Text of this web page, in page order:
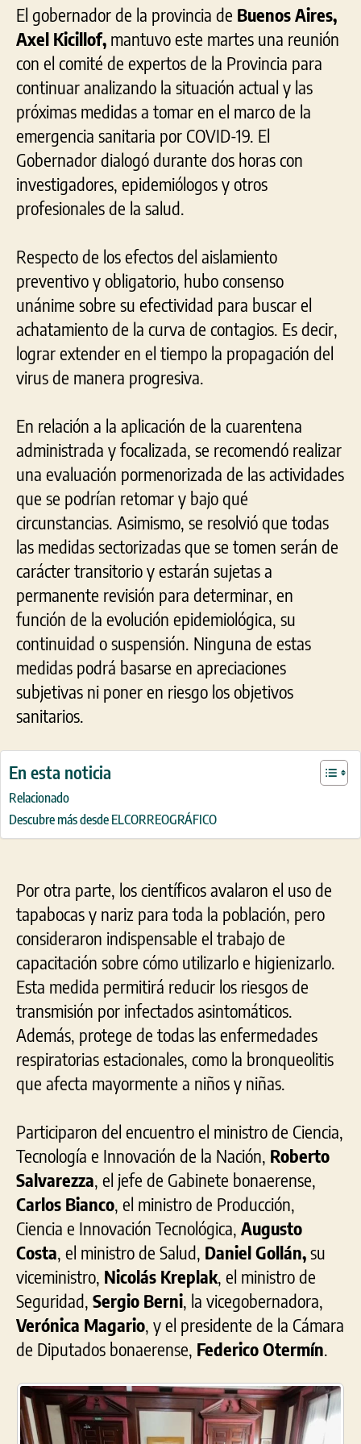
El gobernador de la provincia de Buenos Aires,
Axel Kicillof, mantuvo este martes una reunión
con el comité de expertos de la Provincia para
continuar analizando la situación actual y las
próximas medidas a tomar en el marco de la
emergencia sanitaria por COVID-19. El
Gobernador dialogó durante dos horas con
investigadores, epidemiólogos y otros
profesionales de la salud.
Respecto de los efectos del aislamiento
preventivo y obligatorio, hubo consenso
unánime sobre su efectividad para buscar el
achatamiento de la curva de contagios. Es decir,
lograr extender en el tiempo la propagación del
virus de manera progresiva.
En relación a la aplicación de la cuarentena
administrada y focalizada, se recomendó realizar
una evaluación pormenorizada de las actividades
que se podrían retomar y bajo qué
circunstancias. Asimismo, se resolvió que todas
las medidas sectorizadas que se tomen serán de
carácter transitorio y estarán sujetas a
permanente revisión para determinar, en
función de la evolución epidemiológica, su
continuidad o suspensión. Ninguna de estas
medidas podrá basarse en apreciaciones
subjetivas ni poner en riesgo los objetivos
sanitarios.
En esta noticia
Relacionado
Descubre más desde ELCORREOGRÁFICO
Por otra parte, los científicos avalaron el uso de
tapabocas y nariz para toda la población, pero
consideraron indispensable el trabajo de
capacitación sobre cómo utilizarlo e higienizarlo.
Esta medida permitirá reducir los riesgos de
transmisión por infectados asintomáticos.
Además, protege de todas las enfermedades
respiratorias estacionales, como la bronqueolitis
que afecta mayormente a niños y niñas.
Participaron del encuentro el ministro de Ciencia,
Tecnología e Innovación de la Nación, Roberto
Salvarezza, el jefe de Gabinete bonaerense,
Carlos Bianco, el ministro de Producción,
Ciencia e Innovación Tecnológica, Augusto
Costa, el ministro de Salud, Daniel Gollán,su
viceministro, Nicolás Kreplak, el ministro de
Seguridad, Sergio Berni, la vicegobernadora,
Verónica Magario, y el presidente de la Cámara
de Diputados bonaerense, Federico Otermín.